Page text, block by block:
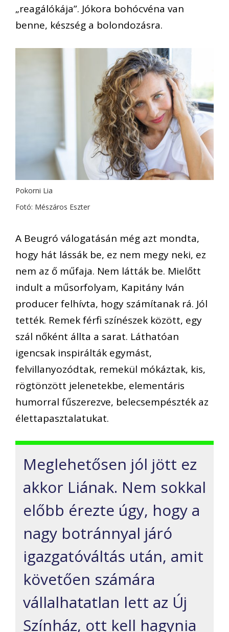
„reagálókája”. Jókora bohócvéna van
benne, készség a bolondozásra.
Pokorni Lia
Fotó: Mészáros Eszter
A Beugró válogatásán még azt mondta,
hogy hát lássák be, ez nem megy neki, ez
nem az ő műfaja. Nem látták be. Mielőtt
indult a műsorfolyam, Kapitány Iván
producer felhívta, hogy számítanak rá. Jól
tették. Remek férfi színészek között, egy
szál nőként állta a sarat. Láthatóan
igencsak inspirálták egymást,
felvillanyozódtak, remekül mókáztak, kis,
rögtönzött jelenetekbe, elementáris
humorral fűszerezve, belecsempészték az
élettapasztalatukat.
Meglehetősen jól jött ez
akkor Liának. Nem sokkal
előbb érezte úgy, hogy a
nagy botránnyal járó
igazgatóváltás után, amit
követően számára
vállalhatatlan lett az Új
Színház, ott kell hagynia